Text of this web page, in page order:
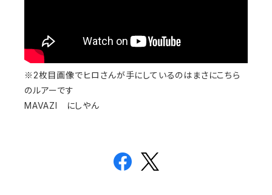
※2枚目画像でヒロさんが手にしているのはまさにこちら
のルアーです
MAVAZI にしやん